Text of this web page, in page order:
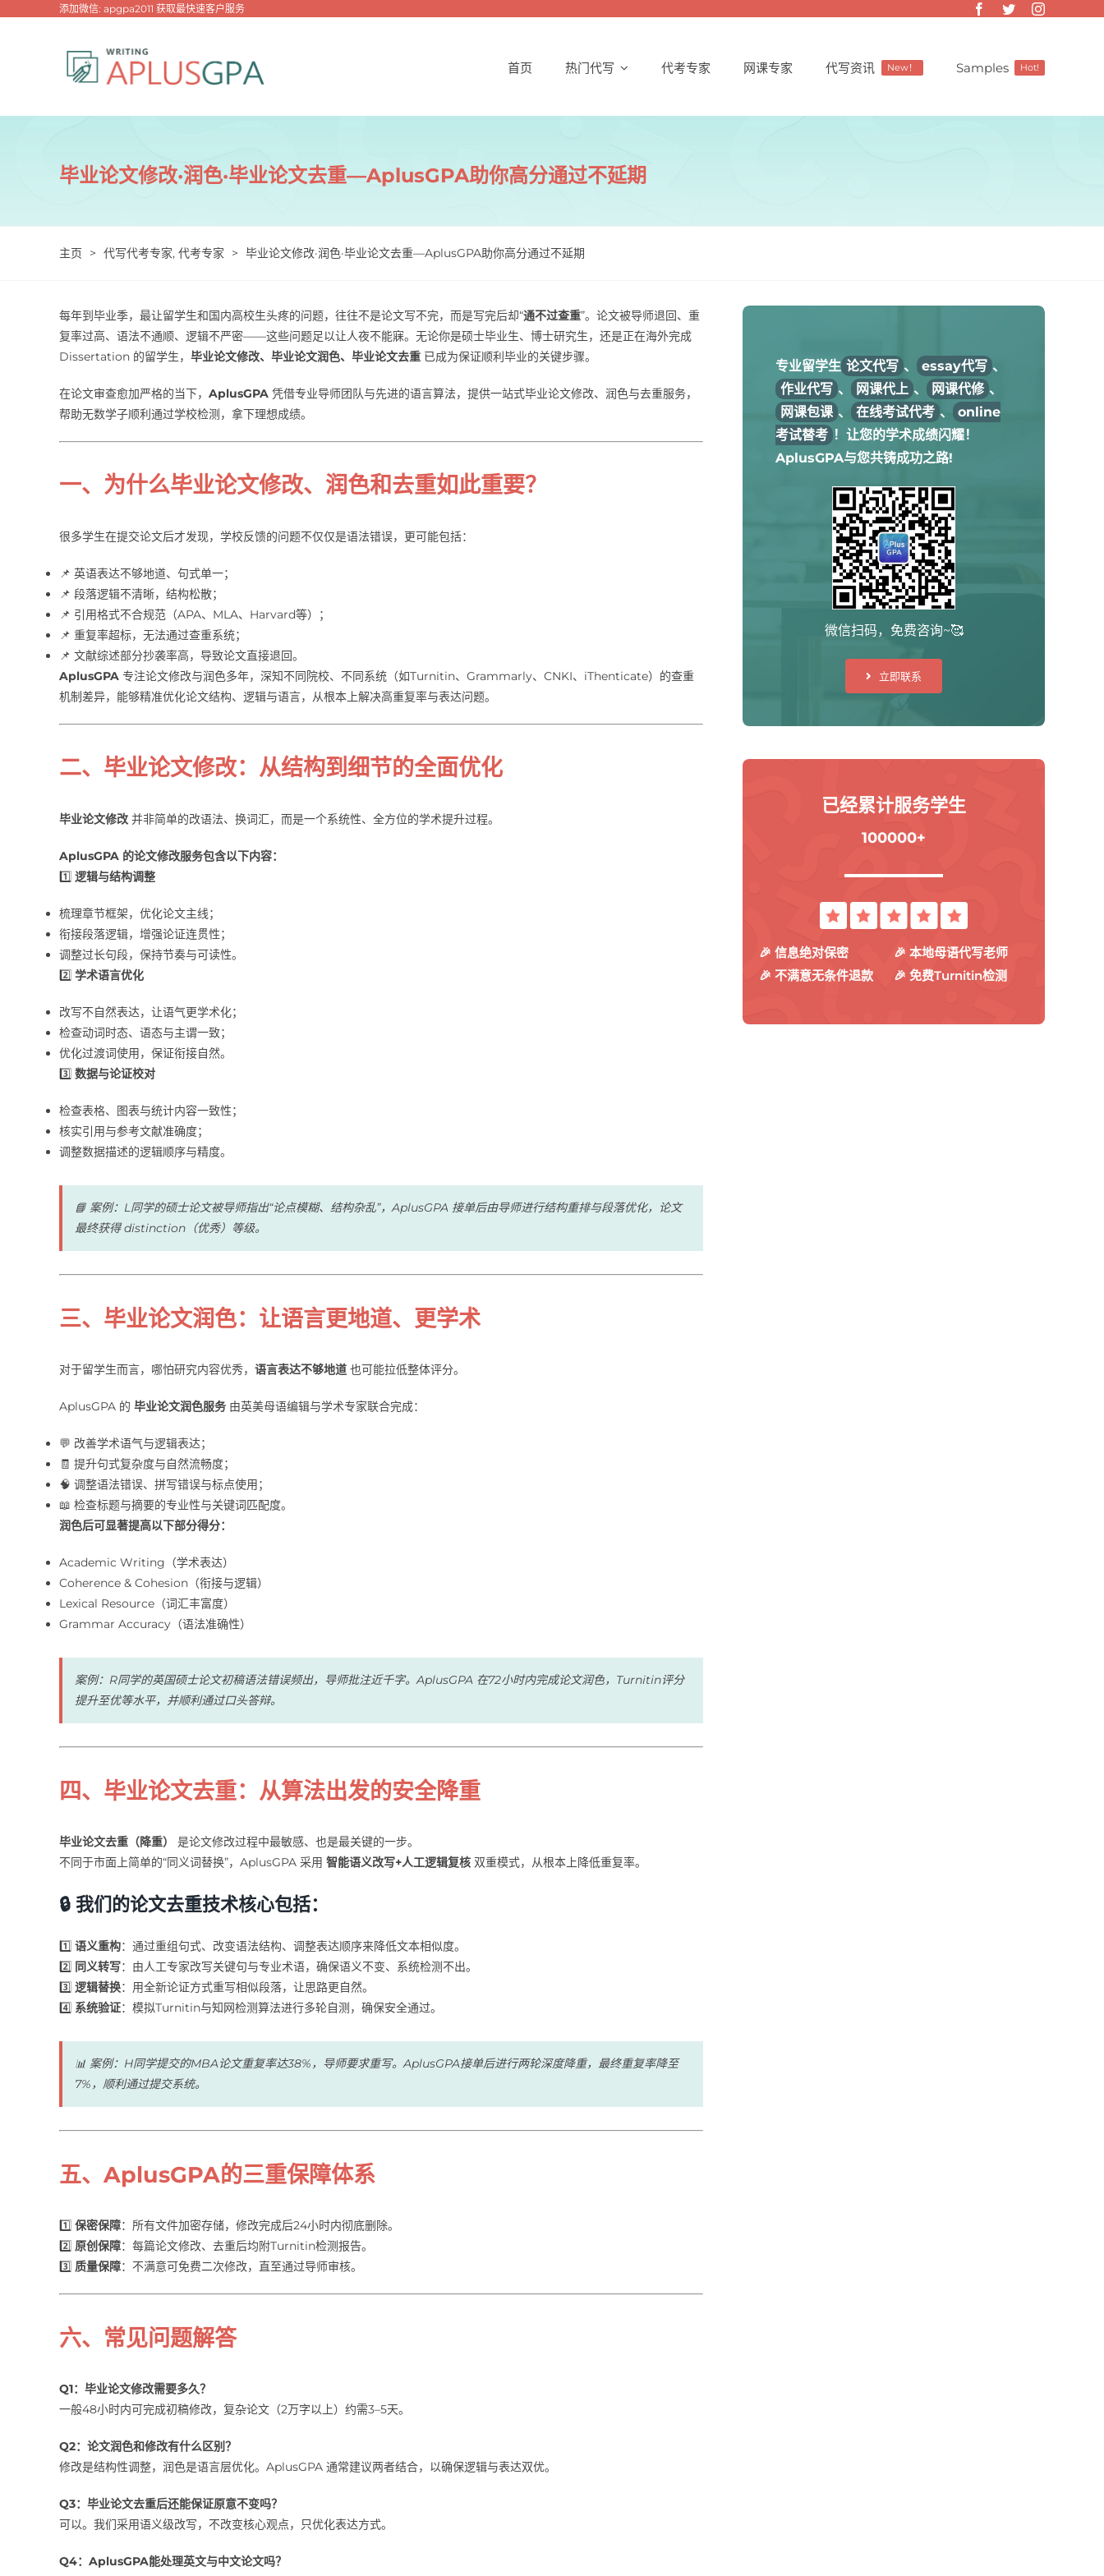
添加微信: apgpa2011 获取最快速客户服务
首页 热门代写 代考专家 网课专家 代写资讯 New！ Samples Hot!
毕业论文修改·润色·毕业论文去重—AplusGPA助你高分通过不延期
主页 > 代写代考专家, 代考专家 > 毕业论文修改·润色·毕业论文去重—AplusGPA助你高分通过不延期
每年到毕业季，最让留学生和国内高校生头疼的问题，往往不是论文写不完，而是写完后却“通不过查重”。论文被导师退回、重
复率过高、语法不通顺、逻辑不严密——这些问题足以让人夜不能寐。无论你是硕士毕业生、博士研究生，还是正在海外完成
Dissertation 的留学生， 毕业论文修改、毕业论文润色、毕业论文去重已成为保证顺利毕业的关键步骤。
在论文审查愈加严格的当下， AplusGPA凭借专业导师团队与先进的语言算法，提供一站式毕业论文修改、润色与去重服务，
帮助无数学子顺利通过学校检测，拿下理想成绩。
一、为什么毕业论文修改、润色和去重如此重要？
很多学生在提交论文后才发现，学校反馈的问题不仅仅是语法错误，更可能包括：
📌 英语表达不够地道、句式单一；
📌 段落逻辑不清晰，结构松散；
📌 引用格式不合规范（APA、MLA、Harvard等）；
📌 重复率超标，无法通过查重系统；
📌 文献综述部分抄袭率高，导致论文直接退回。
AplusGPA专注论文修改与润色多年，深知不同院校、不同系统（如Turnitin、Grammarly、CNKI、iThenticate）的查重
机制差异，能够精准优化论文结构、逻辑与语言，从根本上解决高重复率与表达问题。
二、毕业论文修改：从结构到细节的全面优化
毕业论文修改并非简单的改语法、换词汇，而是一个系统性、全方位的学术提升过程。
AplusGPA 的论文修改服务包含以下内容：
1️⃣ 逻辑与结构调整
梳理章节框架，优化论文主线；
衔接段落逻辑，增强论证连贯性；
调整过长句段，保持节奏与可读性。
2️⃣ 学术语言优化
改写不自然表达，让语气更学术化；
检查动词时态、语态与主谓一致；
优化过渡词使用，保证衔接自然。
3️⃣ 数据与论证校对
检查表格、图表与统计内容一致性；
核实引用与参考文献准确度；
调整数据描述的逻辑顺序与精度。
📘 案例：L同学的硕士论文被导师指出“论点模糊、结构杂乱”，AplusGPA 接单后由导师进行结构重排与段落优化，论文
最终获得 distinction（优秀）等级。
三、毕业论文润色：让语言更地道、更学术
对于留学生而言，哪怕研究内容优秀， 语言表达不够地道也可能拉低整体评分。
AplusGPA 的 毕业论文润色服务由英美母语编辑与学术专家联合完成：
💬 改善学术语气与逻辑表达；
🧾 提升句式复杂度与自然流畅度；
🧠 调整语法错误、拼写错误与标点使用；
📖 检查标题与摘要的专业性与关键词匹配度。
润色后可显著提高以下部分得分：
Academic Writing（学术表达）
Coherence & Cohesion（衔接与逻辑）
Lexical Resource（词汇丰富度）
Grammar Accuracy（语法准确性）
案例：R同学的英国硕士论文初稿语法错误频出，导师批注近千字。AplusGPA 在72小时内完成论文润色，Turnitin评分
提升至优等水平，并顺利通过口头答辩。
四、毕业论文去重：从算法出发的安全降重
毕业论文去重（降重）
是论文修改过程中最敏感、也是最关键的一步。
不同于市面上简单的“同义词替换”，AplusGPA 采用 智能语义改写+人工逻辑复核双重模式，从根本上降低重复率。
🔒 我们的论文去重技术核心包括：
1️⃣ 语义重构：通过重组句式、改变语法结构、调整表达顺序来降低文本相似度。
2️⃣ 同义转写：由人工专家改写关键句与专业术语，确保语义不变、系统检测不出。
3️⃣ 逻辑替换：用全新论证方式重写相似段落，让思路更自然。
4️⃣ 系统验证：模拟Turnitin与知网检测算法进行多轮自测，确保安全通过。
📊 案例：H同学提交的MBA论文重复率达38%，导师要求重写。AplusGPA接单后进行两轮深度降重，最终重复率降至
7%，顺利通过提交系统。
五、AplusGPA的三重保障体系
1️⃣ 保密保障：所有文件加密存储，修改完成后24小时内彻底删除。
2️⃣ 原创保障：每篇论文修改、去重后均附Turnitin检测报告。
3️⃣ 质量保障：不满意可免费二次修改，直至通过导师审核。
六、常见问题解答
Q1：毕业论文修改需要多久？
一般48小时内可完成初稿修改，复杂论文（2万字以上）约需3–5天。
Q2：论文润色和修改有什么区别？
修改是结构性调整，润色是语言层优化。AplusGPA 通常建议两者结合，以确保逻辑与表达双优。
Q3：毕业论文去重后还能保证原意不变吗？
可以。我们采用语义级改写，不改变核心观点，只优化表达方式。
Q4：AplusGPA能处理英文与中文论文吗？
专业留学生 论文代写 、 essay代写 、
作业代写 、 网课代上 、 网课代修 、
网课包课 、 在线考试代考 、
online
考试替考 ！让您的学术成绩闪耀！
AplusGPA与您共铸成功之路!
微信扫码，免费咨询~🥰
立即联系
已经累计服务学生
100000+
🎉 信息绝对保密
🎉 本地母语代写老师
🎉 不满意无条件退款
🎉 免费Turnitin检测